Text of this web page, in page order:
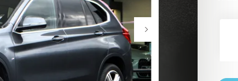
COOPER WORKS
SMITH EDITION